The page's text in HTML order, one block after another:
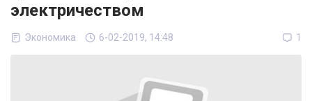
электричеством
Экономика 6-02-2019, 14:48 1